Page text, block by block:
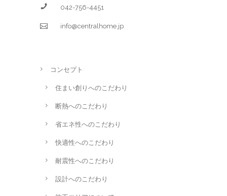
042-756-4451
info@centralhome.jp
コンセプト
住まい創りへのこだわり
断熱へのこだわり
省エネ性へのこだわり
快適性へのこだわり
耐震性へのこだわり
設計へのこだわり